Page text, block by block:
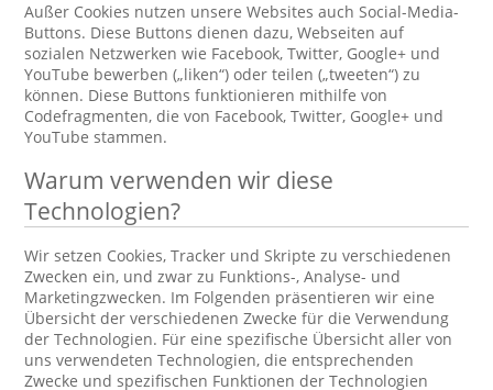
Außer Cookies nutzen unsere Websites auch Social-Media-
Buttons. Diese Buttons dienen dazu, Webseiten auf
sozialen Netzwerken wie Facebook, Twitter, Google+ und
YouTube bewerben („liken“) oder teilen („tweeten“) zu
können. Diese Buttons funktionieren mithilfe von
Codefragmenten, die von Facebook, Twitter, Google+ und
YouTube stammen.
Warum verwenden wir diese
Technologien?
Wir setzen Cookies, Tracker und Skripte zu verschiedenen
Zwecken ein, und zwar zu Funktions-, Analyse- und
Marketingzwecken. Im Folgenden präsentieren wir eine
Übersicht der verschiedenen Zwecke für die Verwendung
der Technologien. Für eine spezifische Übersicht aller von
uns verwendeten Technologien, die entsprechenden
Zwecke und spezifischen Funktionen der Technologien